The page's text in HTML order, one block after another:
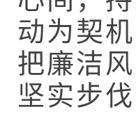
动为契
把廉洁
坚实步